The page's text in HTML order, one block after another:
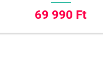
69 990 Ft